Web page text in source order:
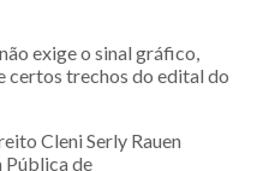
exige o sinal gráfico,
certos trechos do edital do
Cleni Serly Rauen
Pública de